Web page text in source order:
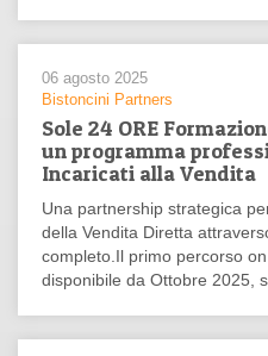
06 agosto 2025
Bistoncini Partners
Sole 24 ORE
un programma
Incaricati alla Vendita
Una partnership strategica
della Vendita Diretta
completo.Il primo percorso
disponibile da Ottobre 2025, s